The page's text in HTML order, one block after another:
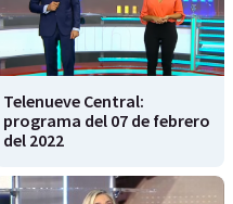
Telenueve Central:
programa del 07 de febrero
del 2022